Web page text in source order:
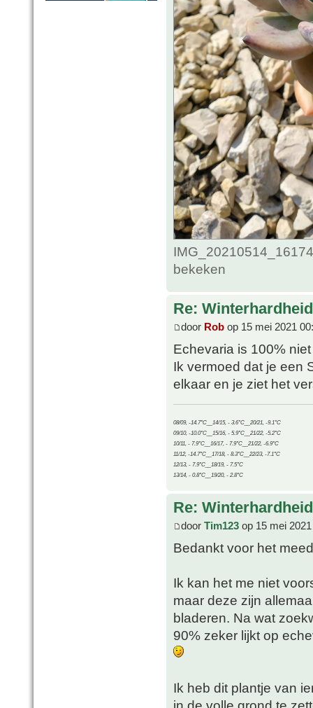
bekeken
Re:
door Rob op 15 mei 2021
Echevaria is 100%
Ik vermoed dat je een
elkaar en je ziet het
08/09, -14.7°C__14/15, - 3.6°C__20/21, -9.1°C
09/10, -10.0°C__15/16, - 5.9°C__21/22, -5.2°C
10/11, - 7.9°C__16/17, - 7.9°C__21/22, -6.9°C
11/12, -14.7°C__17/18, - 8.3°C__22/23, -7.1°C
12/13, - 7.9°C__18/19, - 7.5°C
13/14, - 0.8°C__19/20, - 2.8°C
Re:
door Tim123 op 15 mei
Bedankt voor het
Ik kan het me niet
maar deze zijn
bladeren. Na wat
90% zeker lijkt op
Ik heb dit plantje van